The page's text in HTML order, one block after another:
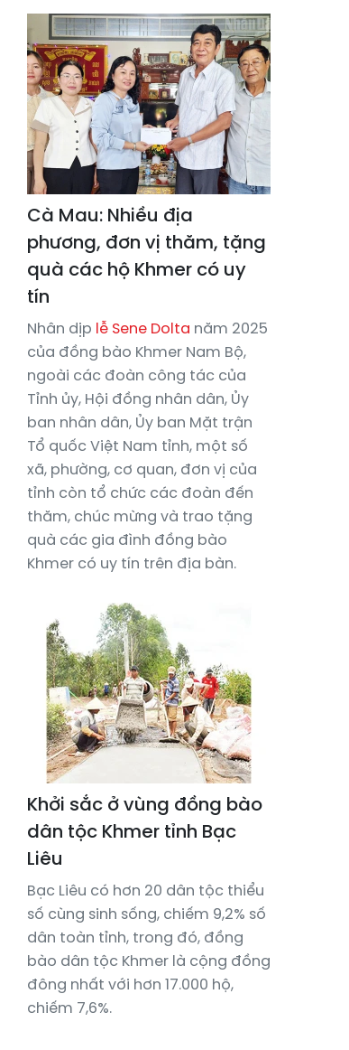
Cà Mau: Nhiều địa
phương, đơn vị thăm, tặng
quà các hộ Khmer có uy
tín
Nhân dịp lễ Sene Dolta năm 2025
của đồng bào Khmer Nam Bộ,
ngoài các đoàn công tác của
Tỉnh ủy, Hội đồng nhân dân, Ủy
ban nhân dân, Ủy ban Mặt trận
Tổ quốc Việt Nam tỉnh, một số
xã, phường, cơ quan, đơn vị của
tỉnh còn tổ chức các đoàn đến
thăm, chúc mừng và trao tặng
quà các gia đình đồng bào
Khmer có uy tín trên địa bàn.
Khởi sắc ở vùng đồng bào
dân tộc Khmer tỉnh Bạc
Liêu
Bạc Liêu có hơn 20 dân tộc thiểu
số cùng sinh sống, chiếm 9,2% số
dân toàn tỉnh, trong đó, đồng
bào dân tộc Khmer là cộng đồng
đông nhất với hơn 17.000 hộ,
chiếm 7,6%.